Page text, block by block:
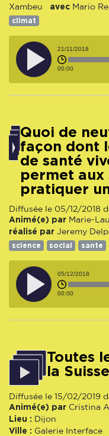
Xambeu
avec Mario
climat
21/11/2018
00:00
Quoi de neuf, chercheurs ? : La
façon dont
de santé
permet aux
pratiquer
Diffusée le 05/12/2018
Animé(e) par Marie-
réalisé par Jeremy
science social sante
05/12/2018
00:00
Toutes les radios du monde :
la Suisse
Diffusée le 15/02/2019
Animé(e) par Cristina
Lieu : Dijon
Ville : Galerie Interface